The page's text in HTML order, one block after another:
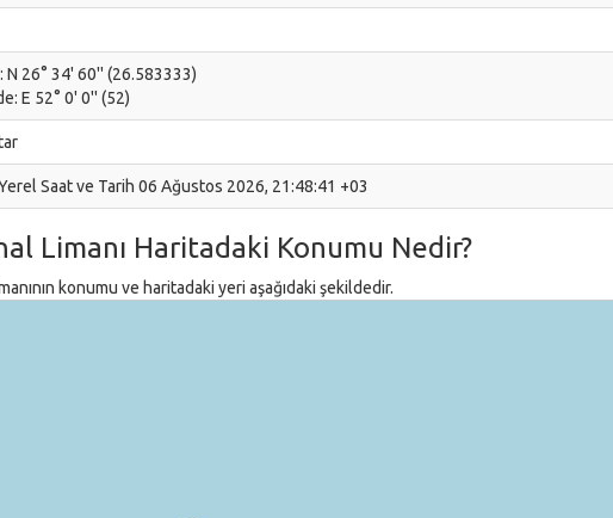
N 26° 34' 60'' (26.583333)
E 52° 0' 0'' (52)
Saat ve Tarih 06 Ağustos 2026, 21:48:41 +03
Limanı Haritadaki Konumu Nedir?
konumu ve haritadaki yeri aşağıdaki şekildedir.